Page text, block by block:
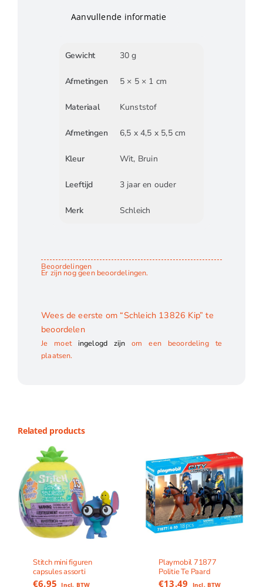
Aanvullende informatie
Gewicht 30 g
Afmetingen 5 × 5 × 1 cm
Materiaal Kunststof
Afmetingen 6,5 x 4,5 x 5,5 cm
Kleur Wit, Bruin
Leeftijd 3 jaar en ouder
Merk Schleich
Beoordelingen
Er zijn nog geen beoordelingen.
Wees de eerste om “Schleich 13826 Kip” te
beoordelen
Je moet ingelogd zijn om een beoordeling te
plaatsen.
Related products
Stitch mini figuren
capsules assorti
€6.95 Incl. BTW
Playmobil 71877
Politie Te Paard
€13.49 Incl. BTW